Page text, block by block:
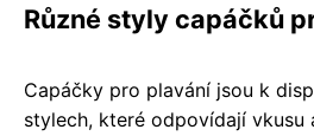
Různé styly capáčků
Capáčky pro plavání jsou k
stylech, které odpovídají vkusu